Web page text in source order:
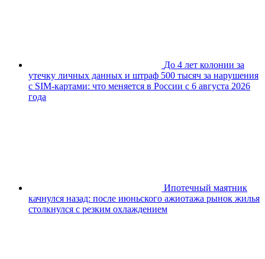
До 4 лет колонии за
утечку личных данных и штраф 500 тысяч за нарушения
с SIM-картами: что меняется в России с 6 августа 2026
года
Ипотечный маятник
качнулся назад: после июньского ажиотажа рынок жилья
столкнулся с резким охлаждением